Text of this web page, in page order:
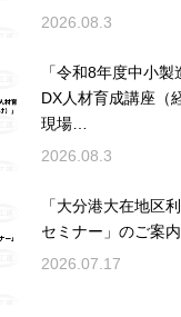
2026.08.3
「令和8年度中小製
DX人材育成講座（
現場…
2026.08.3
「大分港大在地区
セミナー」のご案内
2026.07.17